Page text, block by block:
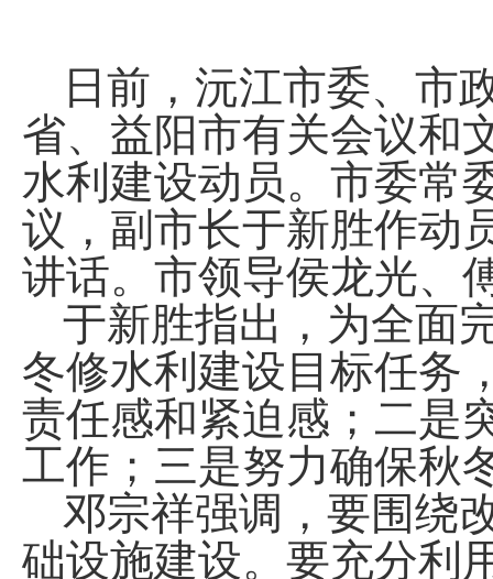
日前，沅江市委、市
省、益阳市有关会议和
水利建设动员。市委常
议，副市长于新胜作动
讲话。市领导侯龙光、
于新胜指出，为全面
冬修水利建设目标任务
责任感和紧迫感；二是
工作；三是努力确保秋
邓宗祥强调，要围绕
础设施建设。要充分利